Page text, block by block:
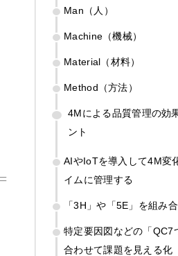
Man（人）
Machine（機械）
Material（材料）
Method（方法）
4Mによる品質管理の効
ント
AIやIoTを導入して4M変
イムに管理する
「3H」や「5E」を組み
特定要因図などの「QC7
合わせて課題を見える化